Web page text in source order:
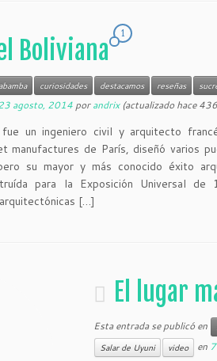
Boliviana
1
curiosidades destacamos reseñas
agosto, 2014 porandrix(actualizado hace
un ingeniero civil y arquitecto
manufactures de París, diseñó varios
su mayor y más conocido éxito
para la Exposición Universal de
[…]
El lugar
Esta entrada se publicó en
Salar de Uyuni
video en